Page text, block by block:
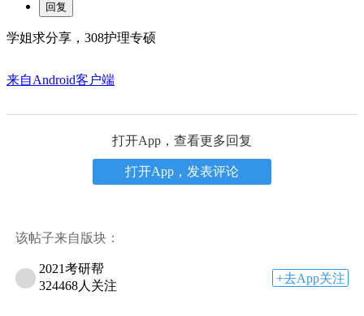
学姐求分享，308护理专硕
来自Android客户端
打开App，查看更多回复
打开App，发表评论
该帖子来自版块：
2021考研帮
324468人关注
+去App关注